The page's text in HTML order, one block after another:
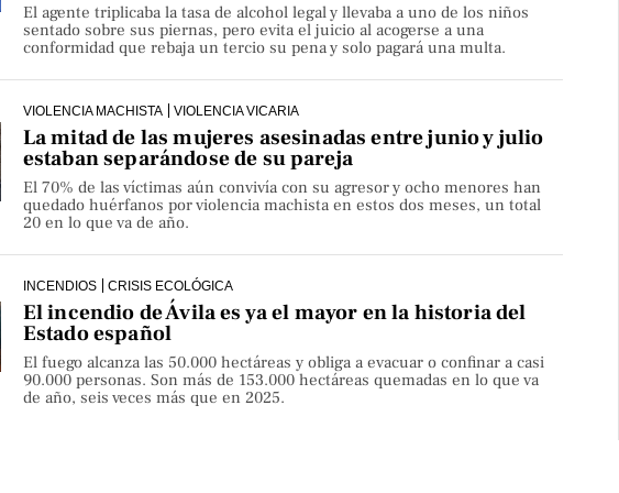
El agente triplicaba la tasa de alcohol legal y llevaba a uno de los niños
sentado sobre sus piernas, pero evita el juicio al acogerse a una
conformidad que rebaja un tercio su pena y solo pagará una multa.
VIOLENCIA MACHISTA VIOLENCIA VICARIA
La mitad de las mujeres asesinadas entre junio y julio
estaban separándose de su pareja
El 70% de las víctimas aún convivía con su agresor y ocho menores han
quedado huérfanos por violencia machista en estos dos meses, un total
20 en lo que va de año.
INCENDIOS CRISIS ECOLÓGICA
El incendio de Ávila es ya el mayor en la historia del
Estado español
El fuego alcanza las 50.000 hectáreas y obliga a evacuar o confinar a casi
90.000 personas. Son más de 153.000 hectáreas quemadas en lo que va
de año, seis veces más que en 2025.